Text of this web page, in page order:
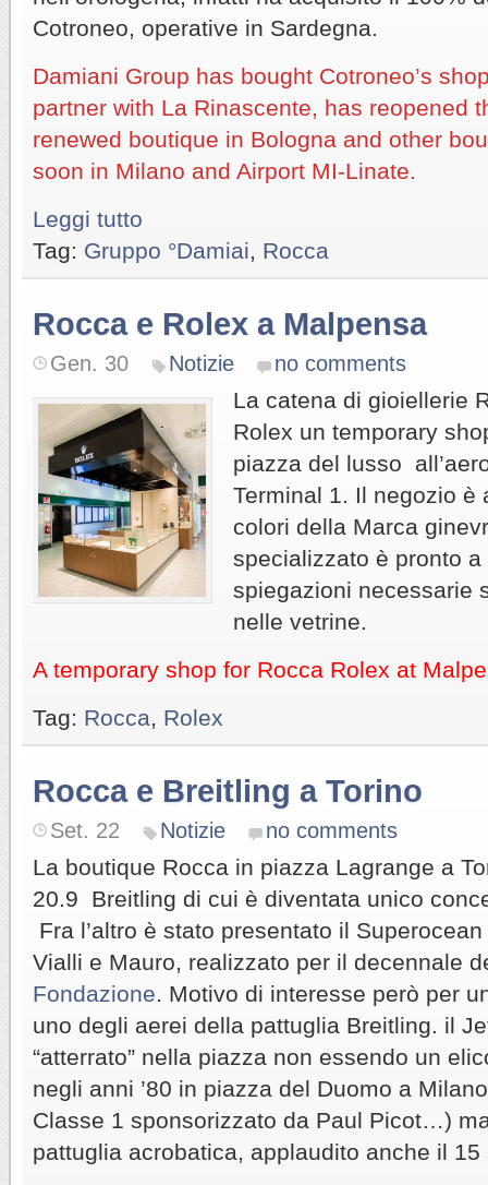
Cotroneo, operative in Sardegna.
Damiani Group has bought Cotroneo’s
partner with La Rinascente, has reopened
renewed boutique in Bologna and other
soon in Milano and Airport MI-Linate.
Leggi tutto
Tag: Gruppo °Damiai Rocca
Rocca e Rolex a Malpensa
Gen. 30 Notizie no comments
La catena di gioiellerie
Rolex un temporary
piazza del lusso
Terminal 1. Il negozio è
colori della Marca
specializzato è pronto
spiegazioni necessarie
nelle vetrine.
A temporary shop for Rocca Rolex at
Tag: Rocca Rolex
Rocca e Breitling a Torino
Set. 22 Notizie no comments
La boutique Rocca in piazza Lagrange a
20.9 Breitling di cui è diventata unico
Fra l’altro è stato presentato il
Vialli e Mauro, realizzato per il decennale
Fondazione . Motivo di interesse però per
uno degli aerei della pattuglia Breitling. il
“atterrato” nella piazza non essendo un
negli anni ’80 in piazza del Duomo a
Classe 1 sponsorizzato da Paul Picot…)
pattuglia acrobatica, applaudito anche il